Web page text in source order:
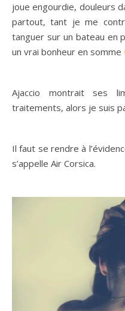
joue engourdie, douleurs
partout, tant je me
tanguer sur un bateau en
un vrai bonheur en somme
Ajaccio montrait ses
traitements, alors je suis
Il faut se rendre à
s’appelle Air Corsica.